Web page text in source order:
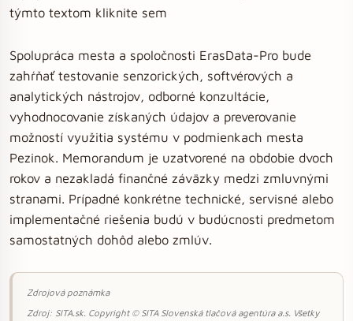
týmto textom kliknite sem
Spolupráca mesta a spoločnosti ErasData-Pro bude
zahŕňať testovanie senzorických, softvérových a
analytických nástrojov, odborné konzultácie,
vyhodnocovanie získaných údajov a preverovanie
možností využitia systému v podmienkach mesta
Pezinok. Memorandum je uzatvorené na obdobie dvoch
rokov a nezakladá finančné záväzky medzi zmluvnými
stranami. Prípadné konkrétne technické, servisné alebo
implementačné riešenia budú v budúcnosti predmetom
samostatných dohôd alebo zmlúv.
Zdrojová poznámka
Zdroj: SITA.sk. Copyright © SITA Slovenská tlačová agentúra a.s. Všetky